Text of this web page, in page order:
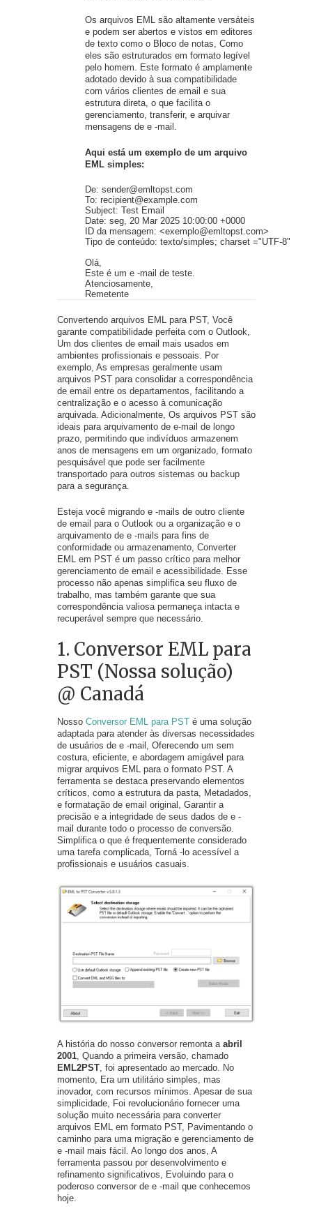
Os arquivos EML são altamente versáteis
e podem ser abertos e vistos em editores
de texto como o Bloco de notas, Como
eles são estruturados em formato legível
pelo homem. Este formato é amplamente
adotado devido à sua compatibilidade
com vários clientes de email e sua
estrutura direta, o que facilita o
gerenciamento, transferir, e arquivar
mensagens de e -mail.
Aqui está um exemplo de um arquivo
EML simples:
De: sender@emltopst.com
To: recipient@example.com
Subject: Test Email
Date: seg, 20 Mar 2025 10:00:00 +0000
ID da mensagem: <exemplo@emltopst.com>
Tipo de conteúdo: texto/simples; charset ="UTF-8"
Olá,
Este é um e -mail de teste.
Atenciosamente,
Remetente
Convertendo arquivos EML para PST, Você
garante compatibilidade perfeita com o Outlook,
Um dos clientes de email mais usados ​​em
ambientes profissionais e pessoais. Por
exemplo, As empresas geralmente usam
arquivos PST para consolidar a correspondência
de email entre os departamentos, facilitando a
centralização e o acesso à comunicação
arquivada. Adicionalmente, Os arquivos PST são
ideais para arquivamento de e-mail de longo
prazo, permitindo que indivíduos armazenem
anos de mensagens em um organizado, formato
pesquisável que pode ser facilmente
transportado para outros sistemas ou backup
para a segurança.
Esteja você migrando e -mails de outro cliente
de email para o Outlook ou a organização e o
arquivamento de e -mails para fins de
conformidade ou armazenamento, Converter
EML em PST é um passo crítico para melhor
gerenciamento de email e acessibilidade. Esse
processo não apenas simplifica seu fluxo de
trabalho, mas também garante que sua
correspondência valiosa permaneça intacta e
recuperável sempre que necessário.
1. Conversor EML para
PST (Nossa solução)
@ Canadá
Nosso Conversor EML para PSTé uma solução
adaptada para atender às diversas necessidades
de usuários de e -mail, Oferecendo um sem
costura, eficiente, e abordagem amigável para
migrar arquivos EML para o formato PST. A
ferramenta se destaca preservando elementos
críticos, como a estrutura da pasta, Metadados,
e formatação de email original, Garantir a
precisão e a integridade de seus dados de e -
mail durante todo o processo de conversão.
Simplifica o que é frequentemente considerado
uma tarefa complicada, Torná -lo acessível a
profissionais e usuários casuais.
A história do nosso conversor remonta a abril
2001, Quando a primeira versão, chamado
EML2PST, foi apresentado ao mercado. No
momento, Era um utilitário simples, mas
inovador, com recursos mínimos. Apesar de sua
simplicidade, Foi revolucionário fornecer uma
solução muito necessária para converter
arquivos EML em formato PST, Pavimentando o
caminho para uma migração e gerenciamento de
e -mail mais fácil. Ao longo dos anos, A
ferramenta passou por desenvolvimento e
refinamento significativos, Evoluindo para o
poderoso conversor de e -mail que conhecemos
hoje.